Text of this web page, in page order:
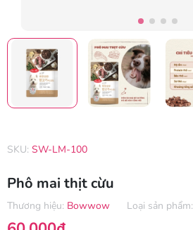
SKU: SW-LM-100
Phô mai thịt cừu
Thương hiệu: Bowwow Loại sản phẩm: